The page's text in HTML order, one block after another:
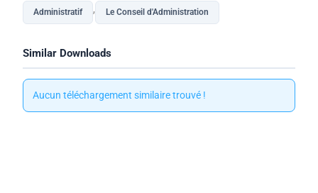
Administratif , Le Conseil d'Administration
Similar Downloads
Aucun téléchargement similaire trouvé !